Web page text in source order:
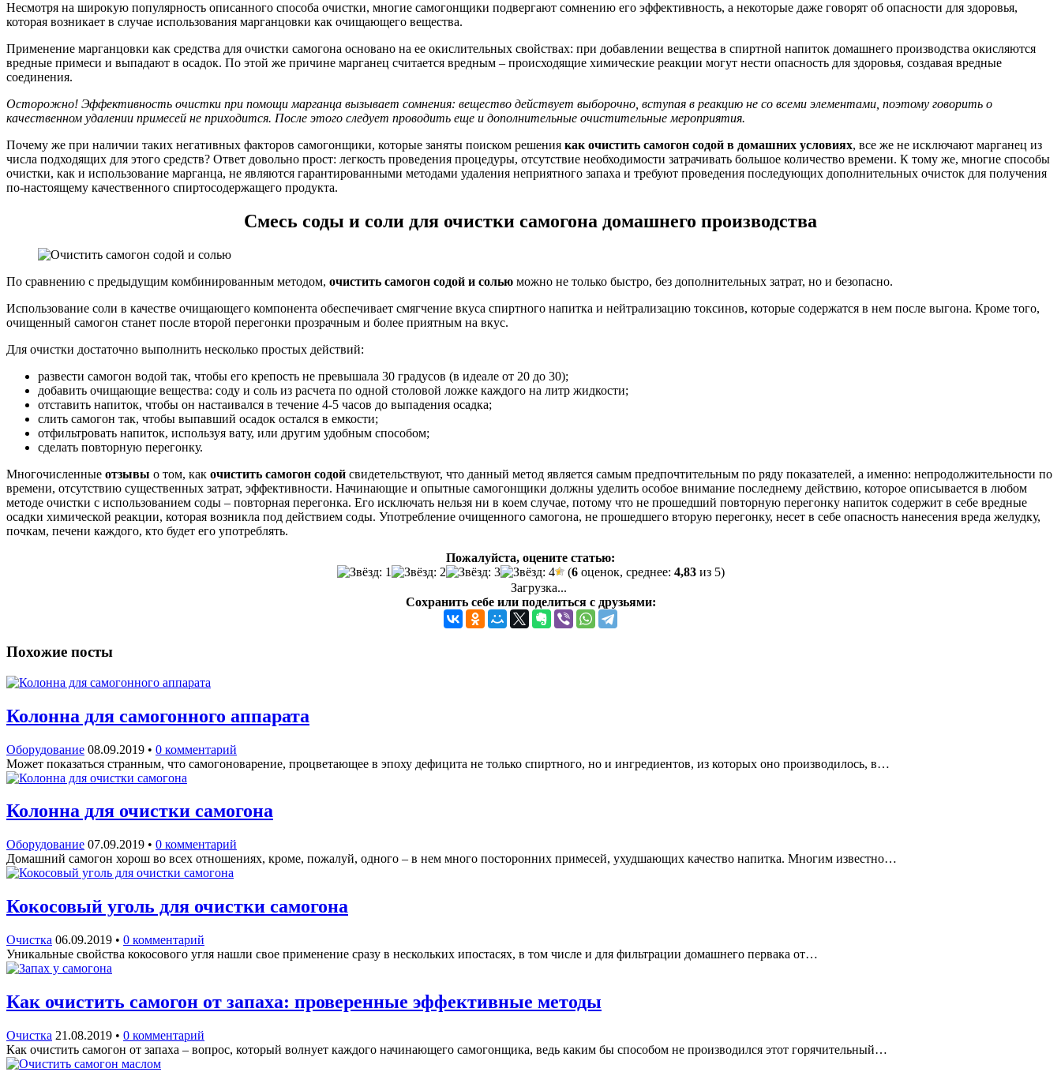
Несмотря на широкую популярность описанного способа очистки, многие самогонщики подвергают сомнению его эффективность, а некоторые даже говорят об опасности для здоровья,
которая возникает в случае использования марганцовки как очищающего вещества.
Применение марганцовки как средства для очистки самогона основано на ее окислительных свойствах: при добавлении вещества в спиртной напиток домашнего производства окисляются
вредные примеси и выпадают в осадок. По этой же причине марганец считается вредным – происходящие химические реакции могут нести опасность для здоровья, создавая вредные
соединения.
Осторожно! Эффективность очистки при помощи марганца вызывает сомнения: вещество действует выборочно, вступая в реакцию не со всеми элементами, поэтому говорить о
качественном удалении примесей не приходится. После этого следует проводить еще и дополнительные очистительные мероприятия.
Почему же при наличии таких негативных факторов самогонщики, которые заняты поиском решения как очистить самогон содой в домашних условиях, все же не исключают марганец из
числа подходящих для этого средств? Ответ довольно прост: легкость проведения процедуры, отсутствие необходимости затрачивать большое количество времени. К тому же, многие способы
очистки, как и использование марганца, не являются гарантированными методами удаления неприятного запаха и требуют проведения последующих дополнительных очисток для получения
по-настоящему качественного спиртосодержащего продукта.
Смесь соды и соли для очистки самогона домашнего производства
По сравнению с предыдущим комбинированным методом, очистить самогон содой и солью можно не только быстро, без дополнительных затрат, но и безопасно.
Использование соли в качестве очищающего компонента обеспечивает смягчение вкуса спиртного напитка и нейтрализацию токсинов, которые содержатся в нем после выгона. Кроме того,
очищенный самогон станет после второй перегонки прозрачным и более приятным на вкус.
Для очистки достаточно выполнить несколько простых действий:
развести самогон водой так, чтобы его крепость не превышала 30 градусов (в идеале от 20 до 30);
добавить очищающие вещества: соду и соль из расчета по одной столовой ложке каждого на литр жидкости;
отставить напиток, чтобы он настаивался в течение 4-5 часов до выпадения осадка;
слить самогон так, чтобы выпавший осадок остался в емкости;
отфильтровать напиток, используя вату, или другим удобным способом;
сделать повторную перегонку.
Многочисленные отзывы о том, как очистить самогон содой свидетельствуют, что данный метод является самым предпочтительным по ряду показателей, а именно: непродолжительности по
времени, отсутствию существенных затрат, эффективности. Начинающие и опытные самогонщики должны уделить особое внимание последнему действию, которое описывается в любом
методе очистки с использованием соды – повторная перегонка. Его исключать нельзя ни в коем случае, потому что не прошедший повторную перегонку напиток содержит в себе вредные
осадки химической реакции, которая возникла под действием соды. Употребление очищенного самогона, не прошедшего вторую перегонку, несет в себе опасность нанесения вреда желудку,
почкам, печени каждого, кто будет его употреблять.
Пожалуйста, оцените статью:
(6оценок, среднее: 4,83из 5)
Загрузка...
Сохранить себе или поделиться с друзьями:
Похожие посты
Колонна для самогонного аппарата
Оборудование 08.09.2019 • 0 комментарий
Может показаться странным, что самогоноварение, процветающее в эпоху дефицита не только спиртного, но и ингредиентов, из которых оно производилось, в…
Колонна для очистки самогона
Оборудование 07.09.2019 • 0 комментарий
Домашний самогон хорош во всех отношениях, кроме, пожалуй, одного – в нем много посторонних примесей, ухудшающих качество напитка. Многим известно…
Кокосовый уголь для очистки самогона
Очистка 06.09.2019 • 0 комментарий
Уникальные свойства кокосового угля нашли свое применение сразу в нескольких ипостасях, в том числе и для фильтрации домашнего первака от…
Как очистить самогон от запаха: проверенные эффективные методы
Очистка 21.08.2019 • 0 комментарий
Как очистить самогон от запаха – вопрос, который волнует каждого начинающего самогонщика, ведь каким бы способом не производился этот горячительный…